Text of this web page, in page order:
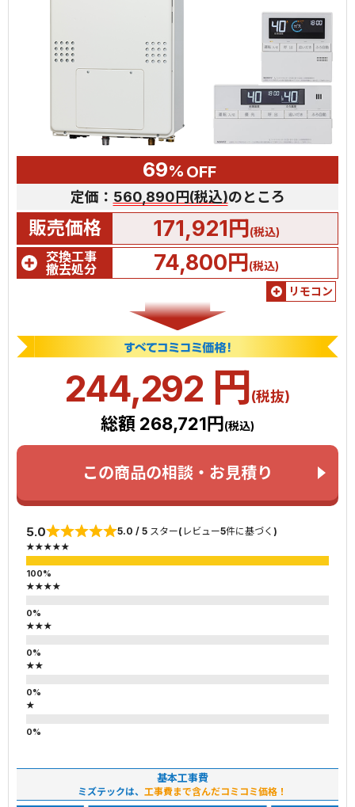
69% OFF
定価： 560,890円(税込)のところ
販売価格 171,921円(税込)
交換工事
撤去処分
74,800円(税込)
リモコン
244,292 円(税抜)
総額 268,721円 (税込)
この商品の相談・お見積り
5.0 5.0 / 5 スター(レビュー5件に基づく)
★★★★★
★★★★
★★★
★★
★
基本工事費
ミズテックは、 工事費まで含んだコミコミ価格！